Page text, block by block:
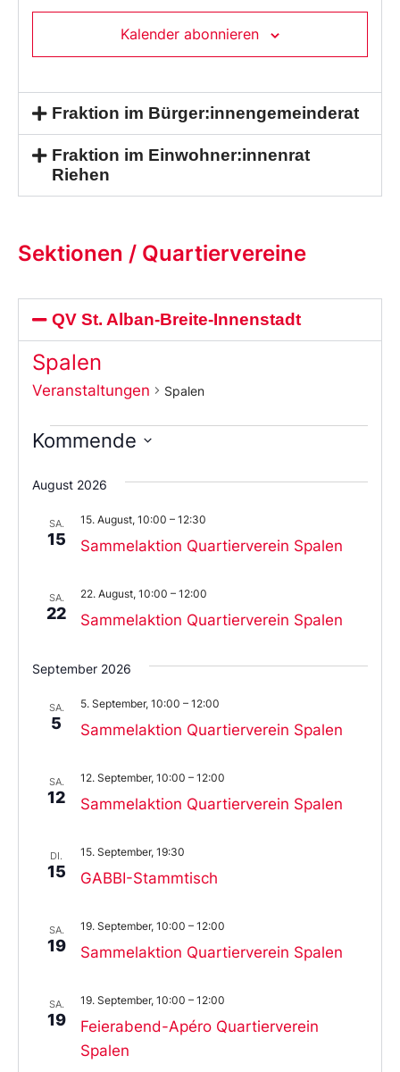
Kalender abonnieren
Fraktion im Bürger:innengemeinderat
Fraktion im Einwohner:innenrat
Riehen
Sektionen / Quartiervereine
QV St. Alban-Breite-Innenstadt
Spalen
Veranstaltungen Spalen
Kommende
Sie
das
aus.
August 2026
SA.
15 Sammelaktion Quartierverein Spalen
15. August, 10:00 – 12:30
SA.
22 Sammelaktion Quartierverein Spalen
22. August, 10:00 – 12:00
September 2026
SA.
5 Sammelaktion Quartierverein Spalen
5. September, 10:00 – 12:00
SA.
12 Sammelaktion Quartierverein Spalen
12. September, 10:00 – 12:00
DI.
15 GABBI-Stammtisch
15. September, 19:30
SA.
19 Sammelaktion Quartierverein Spalen
19. September, 10:00 – 12:00
SA.
19
Feierabend-Apéro Quartierverein
Spalen
19. September, 10:00 – 12:00